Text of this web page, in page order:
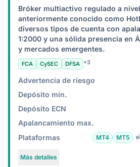
Bróker multiactivo regulado a
anteriormente conocido como
diversos tipos de cuenta con
1:2000 y una sólida presencia en
y mercados emergentes.
FCA CySEC DFSA +3
Advertencia de riesgo
Depósito mín.
Depósito ECN
Apalancamiento max.
Plataformas MT4 MT5
Más detalles